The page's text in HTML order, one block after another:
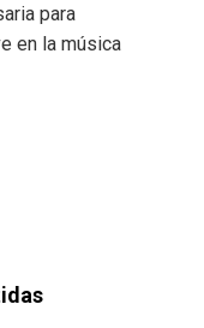
para
en la música